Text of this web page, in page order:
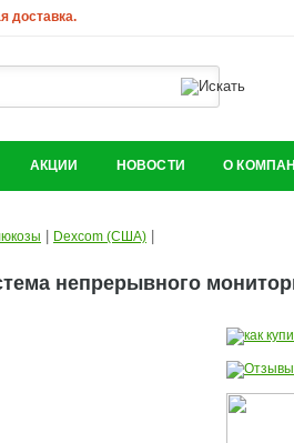
доставка.
АКЦИИ НОВОСТИ О
Dexcom (США)
непрерывного